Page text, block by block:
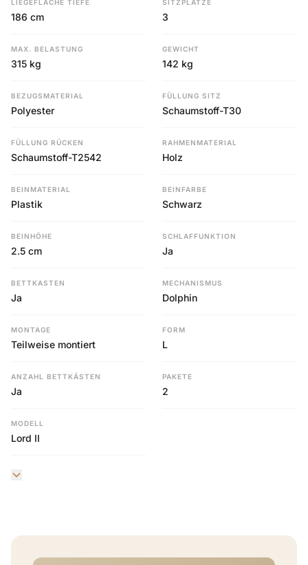
LIEGEFLÄCHE TIEFE
186 cm
SITZPLÄTZE
3
MAX. BELASTUNG
315 kg
GEWICHT
142 kg
BEZUGSMATERIAL
Polyester
FÜLLUNG SITZ
Schaumstoff-T30
FÜLLUNG RÜCKEN
Schaumstoff-T2542
RAHMENMATERIAL
Holz
BEINMATERIAL
Plastik
BEINFARBE
Schwarz
BEINHÖHE
2.5 cm
SCHLAFFUNKTION
Ja
BETTKASTEN
Ja
MECHANISMUS
Dolphin
MONTAGE
Teilweise montiert
FORM
L
ANZAHL BETTKÄSTEN
Ja
PAKETE
2
MODELL
Lord II